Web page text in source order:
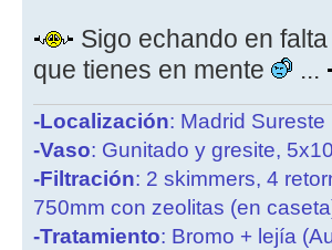
Sigo echando en
que tienes en mente
...
-Localización: Madrid Sureste
-Vaso: Gunitado y gresite,
-Filtración: 2 skimmers, 4
750mm con zeolitas (en
-Tratamiento: Bromo + lejía